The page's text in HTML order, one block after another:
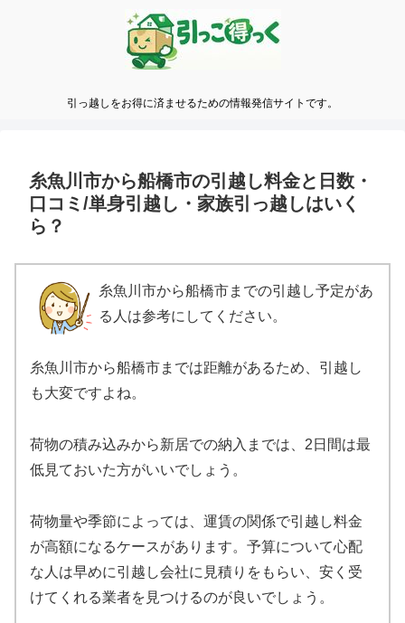
引っ越しをお得に済ませるための情報発信サイトです。
糸魚川市から船橋市の引越し料金と日数・
口コミ/単身引越し・家族引っ越しはいく
ら？
糸魚川市から船橋市までの引越し予定があ
る人は参考にしてください。
糸魚川市から船橋市までは距離があるため、引越し
も大変ですよね。
荷物の積み込みから新居での納入までは、2日間は最
低見ておいた方がいいでしょう。
荷物量や季節によっては、運賃の関係で引越し料金
が高額になるケースがあります。予算について心配
な人は早めに引越し会社に見積りをもらい、安く受
けてくれる業者を見つけるのが良いでしょう。